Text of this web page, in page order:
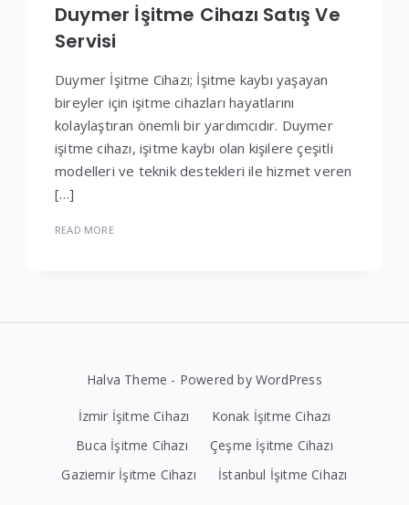
Duymer İşitme Cihazı Satış Ve
Servisi
Duymer İşitme Cihazı; İşitme kaybı yaşayan
bireyler için işitme cihazları hayatlarını
kolaylaştıran önemli bir yardımcıdır. Duymer
işitme cihazı, işitme kaybı olan kişilere çeşitli
modelleri ve teknik destekleri ile hizmet veren
[…]
READ MORE
Halva Theme - Powered by WordPress
İzmir İşitme Cihazı
Konak İşitme Cihazı
Buca İşitme Cihazı
Çeşme İşitme Cihazı
Gaziemir İşitme Cihazı
İstanbul İşitme Cihazı